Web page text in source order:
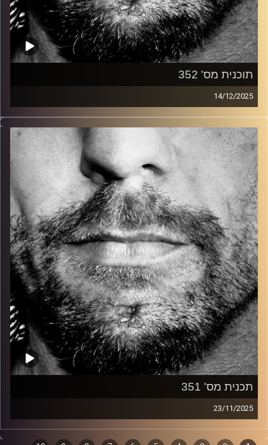
תוכנית מס' 352
14/12/2025
זיפים, מוזיקה מחוספסת של הופעות חיות. הרבה ג'אם, רוק,
בלוז, bluegrass, ג'אז, Fאנק, פרוגרסיב ואפילו אלקטרוניקה.
כל מה שחי, אמיתי ונושם.
עם שמוליק רגב.
קרדיט תמונות: David Goehring
תכנית מס' 351
23/11/2025
זיפים, מוזיקה מחוספסת של הופעות חיות. הרבה ג'אם, רוק,
בלוז, bluegrass, ג'אז, Fאנק, פרוגרסיב ואפילו אלקטרוניקה.